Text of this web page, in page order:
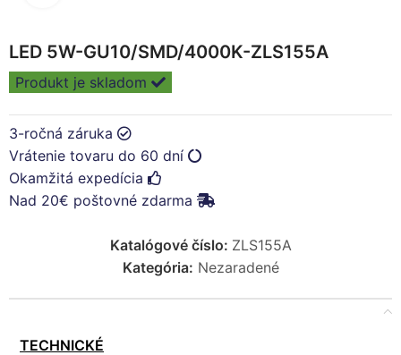
LED 5W-GU10/SMD/4000K-ZLS155A
Produkt je skladom
3-ročná záruka
Vrátenie tovaru do 60 dní
Okamžitá expedícia
Nad 20€ poštovné zdarma
Katalógové číslo: ZLS155A
Kategória: Nezaradené
TECHNICKÉ